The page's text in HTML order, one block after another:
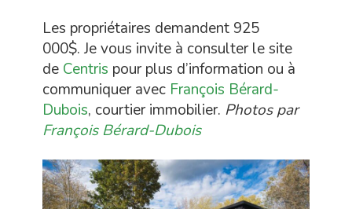
Les propriétaires demandent 925
000$. Je vous invite à consulter le site
de Centris pour plus d’information ou à
communiquer avec François Bérard-
Dubois, courtier immobilier. Photos par
François Bérard-Dubois